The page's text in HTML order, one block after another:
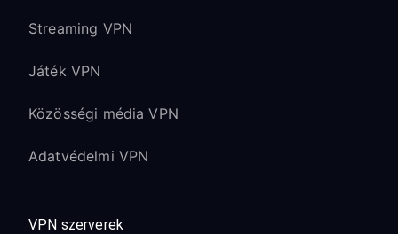
Streaming VPN
Játék VPN
Közösségi média VPN
Adatvédelmi VPN
VPN szerverek